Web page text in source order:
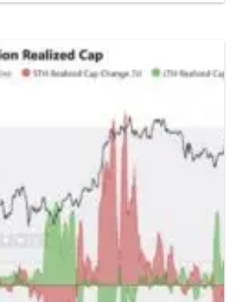
đối với...